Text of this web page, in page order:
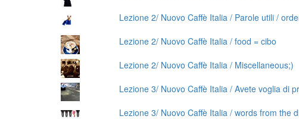
Lezione 2/ Nuovo Caffè Italia / Parole utili /
Lezione 2/ Nuovo Caffè Italia / food = cibo
Lezione 2/ Nuovo Caffè Italia / Miscellaneous;)
Lezione 3/ Nuovo Caffè Italia / Avete voglia di
Lezione 3/ Nuovo Caffè Italia / words from the